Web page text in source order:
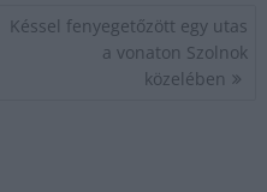
Késsel fenyegetőzött egy utas
a vonaton Szolnok
közelében